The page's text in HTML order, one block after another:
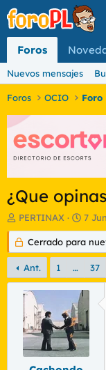
Foros
Nuevos mensajes
Foros OCIO Foro
¿Que
I
n
i
c
i
a
d
d
e
PERTINAX
F
e
c
h
d
e
n
i
c
i
7
Cerrado para
Ant. 1 … 37